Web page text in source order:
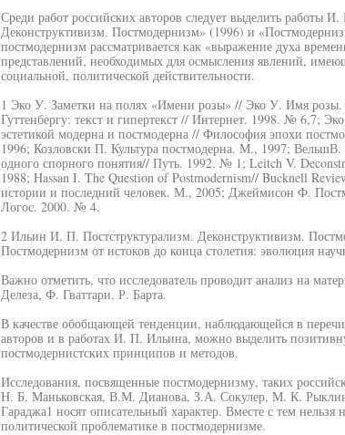
Среди работ российских авторов следует выделить работы
Деконструктивизм. Постмодернизм» (1996) и
постмодернизм рассматривается как «выражение духа
представлений, необходимых для осмысления явлений,
социальной, политической действительности.
1 Эко У. Заметки на полях «Имени розы» // Эко У. Имя
Гуттенбергу: текст и гипертекст // Интернет. 1998. № 6,7;
эстетикой модерна и постмодерна // Философия эпохи
1996; Козловски П. Культура постмодерна. М., 1997; ВельшВ.
одного спорного понятия// Путь. 1992. № 1; Leitch V.
1988; Hassan I. The Question of Postmodernism// Bucknell
истории и последний человек. М., 2005; Джеймисон Ф.
Логос. 2000. № 4.
2 Ильин И. П. Постструктурализм. Деконструктивизм.
Постмодернизм от истоков до конца столетия: эволюция
Важно отметить, что исследователь проводит анализ на
Делеза, Ф. Гваттари, Р. Барта.
В качестве обобщающей тенденции, наблюдающейся в
авторов и в работах И. П. Ильина, можно выделить
постмодернистских принципов и методов.
Исследования, посвященные постмодернизму, таких
Н. Б. Маньковская, В.М. Дианова, З.А. Сокулер, М. К.
Гараджа1 носят описательный характер. Вместе с тем нельзя
политической проблематике в постмодернизме.